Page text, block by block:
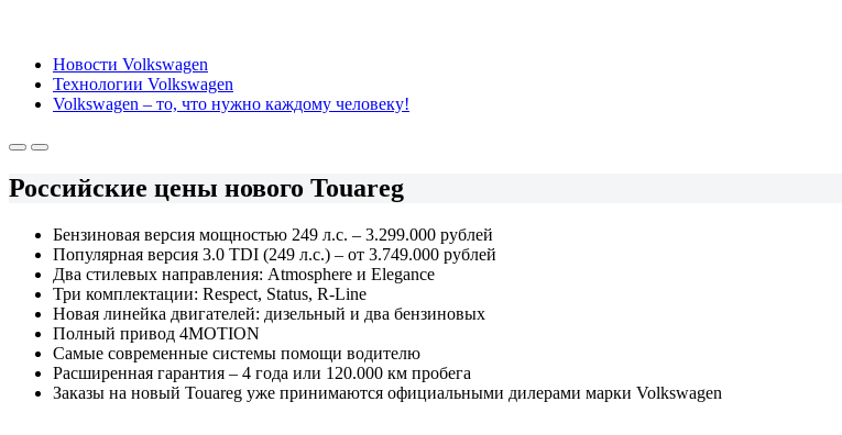
Новости Volkswagen
Технологии Volkswagen
Volkswagen – то, что нужно каждому человеку!
Российские цены нового Touareg
Бензиновая версия мощностью 249 л.с. – 3.299.000 рублей
Популярная версия 3.0 TDI (249 л.с.) – от 3.749.000 рублей
Два стилевых направления: Atmosphere и Elegance
Три комплектации: Respect, Status, R-Line
Новая линейка двигателей: дизельный и два бензиновых
Полный привод 4MOTION
Самые современные системы помощи водителю
Расширенная гарантия – 4 года или 120.000 км пробега
Заказы на новый Touareg уже принимаются официальными дилерами марки Volkswagen